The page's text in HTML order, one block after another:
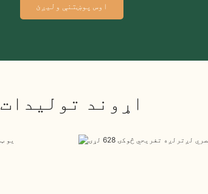
اوس پوښتنې ولیږئ
اړوند توليدات